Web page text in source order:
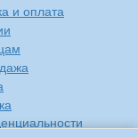
и оплата